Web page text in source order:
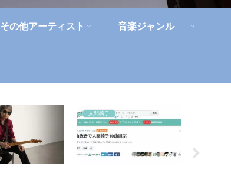
その他アーティスト 音楽ジャンル
人間椅子